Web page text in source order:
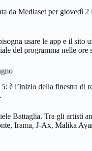
da Mediaset per giovedì
usare le app e il
del programma nelle ore
è l’inizio della finestra
Battaglia. Tra gli artisti
Irama, J-Ax, Malika